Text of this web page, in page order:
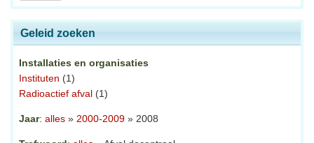
Geleid zoeken
Installaties en organisaties
Instituten (1)
Radioactief afval (1)
Jaar: alles » 2000-2009 » 2008